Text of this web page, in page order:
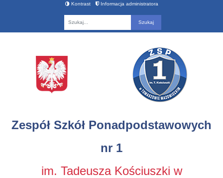
Kontrast Informacja administratora
Zespół Szkół Ponadpodstawowych
nr 1
im. Tadeusza Kościuszki w